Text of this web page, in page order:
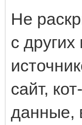
Не
с
сайт,
данные,